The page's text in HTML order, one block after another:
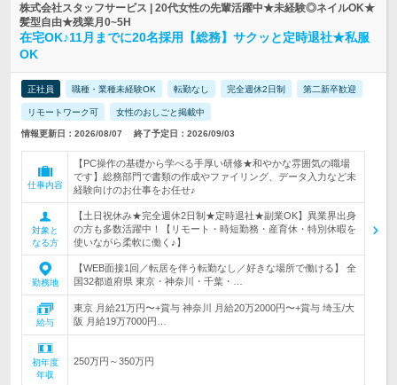
株式会社スタッフサービス | 20代女性の先輩活躍中★未経験◎ネイルOK★
髪型自由★残業月0~5H
在宅OK♪11月までに20名採用【総務】サクッと定時退社★私服
OK
正社員 職種・業種未経験OK 転勤なし 完全週休2日制 第二新卒歓迎
リモートワーク可 女性のおしごと掲載中
情報更新日：2026/08/07 終了予定日：2026/09/03
仕事内容
【PC操作の基礎から学べる手厚い研修★和やかな雰囲気の職場
です】総務部門で書類の作成やファイリング、データ入力など未
経験向けのお仕事をお任せ♪
対象と
なる方
【土日祝休み★完全週休2日制★定時退社★副業OK】異業界出身
の方も多数活躍中！【リモート・時短勤務・産育休・特別休暇を
使いながら柔軟に働く♪】
勤務地
【WEB面接1回／転居を伴う転勤なし／好きな場所で働ける】 全
国32都道府県 東京・神奈川・千葉・…
給与
東京 月給21万円〜+賞与 神奈川 月給20万2000円〜+賞与 埼玉/大
阪 月給19万7000円…
初年度
年収
250万円～350万円